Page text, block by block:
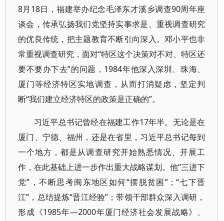
8月18日，福建举办纪念毛泽东才溪乡调查90周年座
谈会，传承弘扬我们党坚持实事求是、重视调查研究
的优良传统，把主题教育不断引向深入。邓小平也非
常重视调查研究，面对“特区这个决策对不对、特区还
要不要办下去”的问题，1984年他深入深圳、珠海、
厦门等经济特区实地调查，从而打消疑虑，坚定判
断“我们建立经济特区的政策是正确的”。
习近平总书记曾经在福建工作17年半。无论是在
厦门、宁德、福州，还是在省里，习近平总书记每到
一个地方，都是从调查研究开始熟悉情况、开展工
作，在此基础上进一步作出重大战略谋划。他“三进下
党”，不断思考闽东地区如何“摆脱贫困”；“七下晋
江”，总结提炼“晋江经验”；带领干部群众深入调研，
形成《1985年—2000年厦门经济社会发展战略》、